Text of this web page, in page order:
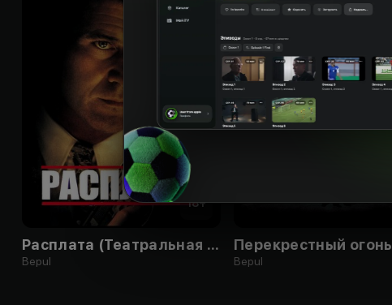
18+
Расплата (Театральная Версия)
Bepul
Перекрестный огонь
Bepul